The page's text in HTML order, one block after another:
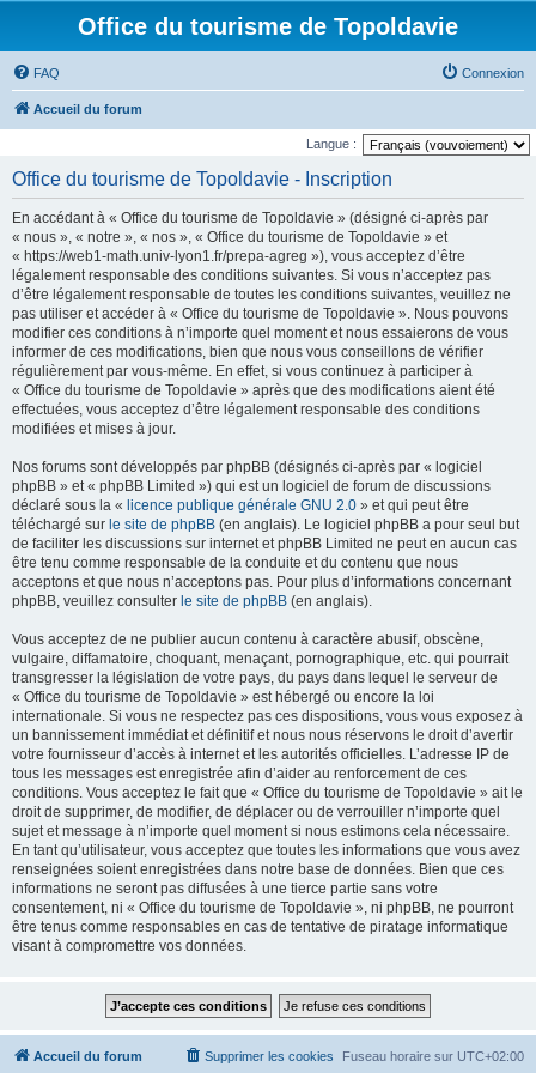
Office du tourisme de Topoldavie
FAQ Connexion
Accueil du forum
Langue :
Office du tourisme de Topoldavie - Inscription
En accédant à « Office du tourisme de Topoldavie » (désigné ci-après par
« nous », « notre », « nos », « Office du tourisme de Topoldavie » et
« https://web1-math.univ-lyon1.fr/prepa-agreg »), vous acceptez d’être
légalement responsable des conditions suivantes. Si vous n’acceptez pas
d’être légalement responsable de toutes les conditions suivantes, veuillez ne
pas utiliser et accéder à « Office du tourisme de Topoldavie ». Nous pouvons
modifier ces conditions à n’importe quel moment et nous essaierons de vous
informer de ces modifications, bien que nous vous conseillons de vérifier
régulièrement par vous-même. En effet, si vous continuez à participer à
« Office du tourisme de Topoldavie » après que des modifications aient été
effectuées, vous acceptez d’être légalement responsable des conditions
modifiées et mises à jour.
Nos forums sont développés par phpBB (désignés ci-après par « logiciel
phpBB » et « phpBB Limited ») qui est un logiciel de forum de discussions
déclaré sous la « licence publique générale GNU 2.0 » et qui peut être
téléchargé sur le site de phpBB (en anglais). Le logiciel phpBB a pour seul but
de faciliter les discussions sur internet et phpBB Limited ne peut en aucun cas
être tenu comme responsable de la conduite et du contenu que nous
acceptons et que nous n’acceptons pas. Pour plus d’informations concernant
phpBB, veuillez consulter le site de phpBB (en anglais).
Vous acceptez de ne publier aucun contenu à caractère abusif, obscène,
vulgaire, diffamatoire, choquant, menaçant, pornographique, etc. qui pourrait
transgresser la législation de votre pays, du pays dans lequel le serveur de
« Office du tourisme de Topoldavie » est hébergé ou encore la loi
internationale. Si vous ne respectez pas ces dispositions, vous vous exposez à
un bannissement immédiat et définitif et nous nous réservons le droit d’avertir
votre fournisseur d’accès à internet et les autorités officielles. L’adresse IP de
tous les messages est enregistrée afin d’aider au renforcement de ces
conditions. Vous acceptez le fait que « Office du tourisme de Topoldavie » ait le
droit de supprimer, de modifier, de déplacer ou de verrouiller n’importe quel
sujet et message à n’importe quel moment si nous estimons cela nécessaire.
En tant qu’utilisateur, vous acceptez que toutes les informations que vous avez
renseignées soient enregistrées dans notre base de données. Bien que ces
informations ne seront pas diffusées à une tierce partie sans votre
consentement, ni « Office du tourisme de Topoldavie », ni phpBB, ne pourront
être tenus comme responsables en cas de tentative de piratage informatique
visant à compromettre vos données.
Accueil du forum Fuseau horaire sur UTC+02:00
Supprimer les cookies